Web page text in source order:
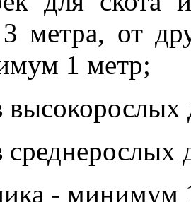
метра, от
1 метр;
- минимум